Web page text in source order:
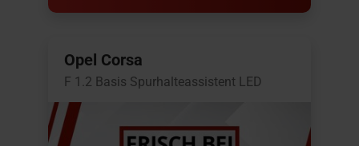
Opel Corsa
F 1.2 Basis Spurhalteassistent LED